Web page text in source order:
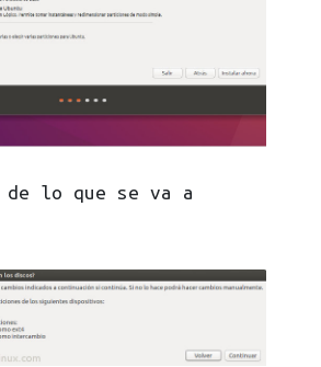
de lo que se va a